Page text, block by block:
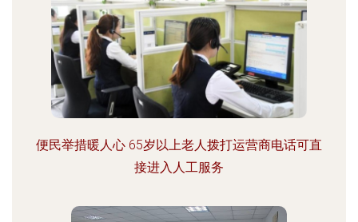
便民举措暖人心 65岁以上老人拨打运营商电话可直
接进入人工服务